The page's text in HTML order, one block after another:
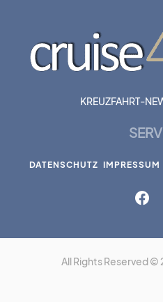
KREUZFAHRT-
DATENSCHUTZ IMPRESSUM
All Rights Reserved